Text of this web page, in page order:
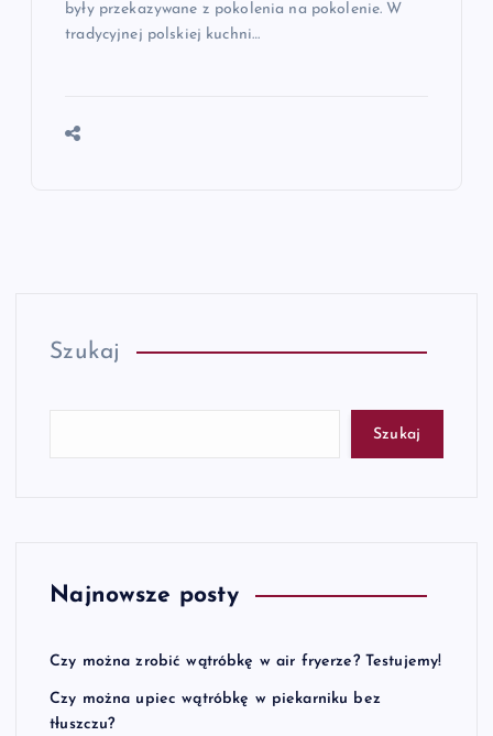
były przekazywane z pokolenia na pokolenie. W
tradycyjnej polskiej kuchni…
Szukaj
Szukaj
Najnowsze posty
Czy można zrobić wątróbkę w air fryerze? Testujemy!
Czy można upiec wątróbkę w piekarniku bez
tłuszczu?